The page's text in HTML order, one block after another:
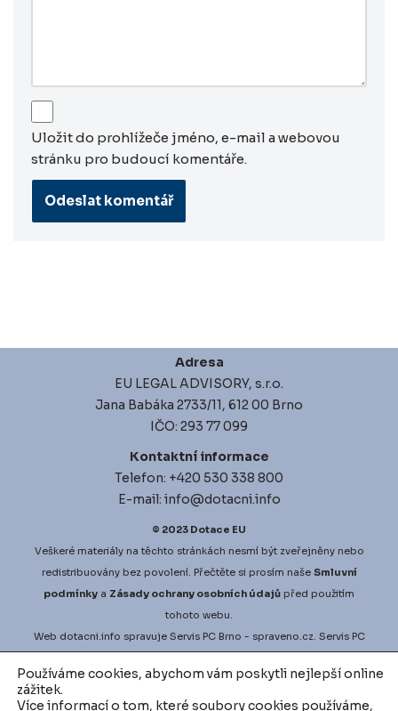
Uložit do prohlížeče jméno, e-mail a webovou
stránku pro budoucí komentáře.
Adresa
EU LEGAL ADVISORY, s.r.o.
Jana Babáka 2733/11, 612 00 Brno
IČO: 293 77 099
Kontaktní informace
Telefon: +420 530 338 800
E-mail: info@dotacni.info
© 2023 Dotace EU
Veškeré materiály na těchto stránkách nesmí být zveřejněny nebo
redistribuovány bez povolení. Přečtěte si prosím naše Smluvní
podmínky a Zásady ochrany osobních údajů před použitím
tohoto webu.
Web dotacni.info spravuje Servis PC Brno - spraveno.cz. Servis PC
nejlepší možné podmínky pro vaši zakázku.vodni-audit.cza
d igitalni-audit.cz zefektivní činnosti přesně dle vašich potřeb.
Používáme cookies, abychom vám poskytli nejlepší online
zážitek.
Více informací o tom, které soubory cookies používáme,